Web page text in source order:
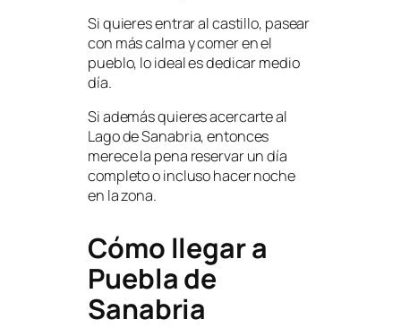
Si quieres entrar al castillo, pasear
con más calma y comer en el
pueblo, lo ideal es dedicar medio
día.
Si además quieres acercarte al
Lago de Sanabria, entonces
merece la pena reservar un día
completo o incluso hacer noche
en la zona.
Cómo llegar a
Puebla de
Sanabria